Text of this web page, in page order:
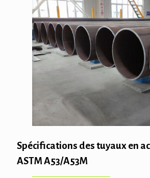
Spécifications des tuyaux en
ASTM A53/A53M